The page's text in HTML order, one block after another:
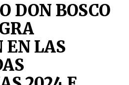
DON BOSCO
EN LAS